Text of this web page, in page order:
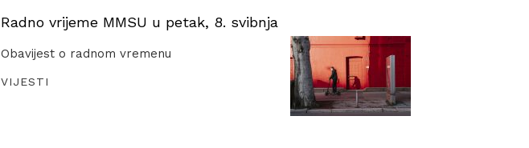
Radno vrijeme MMSU u petak, 8. svibnja
Obavijest o radnom vremenu
VIJESTI